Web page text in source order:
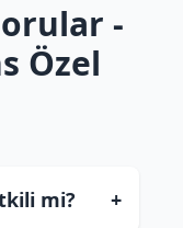
-
Özel
mi? +